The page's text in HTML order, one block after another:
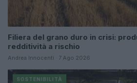
Filiera del grano duro in crisi:
redditività a rischio
Andrea Innocenti · 7 Ago 2026
SOSTENIBILITÀ